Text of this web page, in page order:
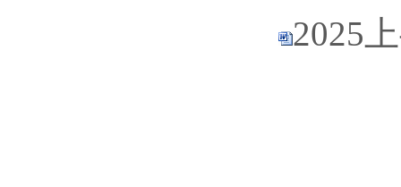
2025